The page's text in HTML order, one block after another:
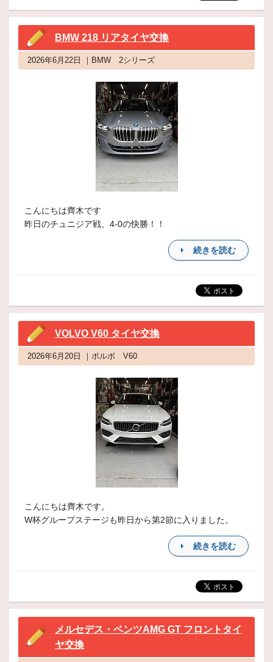
BMW 218 リアタイヤ交換
2026年6月22日 ｜BMW 2シリーズ
こんにちは齊木です
昨日のチュニジア戦、4-0の快勝！！
続きを読む
VOLVO V60 タイヤ交換
2026年6月20日 ｜ボルボ V60
こんにちは齊木です。
W杯グループステージも昨日から第2節に入りました。
続きを読む
メルセデス・ベンツAMG GT フロントタイ
ヤ交換